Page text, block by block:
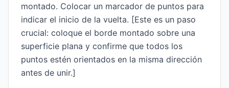
montado. Colocar un marcador de puntos para
indicar el inicio de la vuelta. [Este es un paso
crucial: coloque el borde montado sobre una
superficie plana y confirme que todos los
puntos estén orientados en la misma dirección
antes de unir.]